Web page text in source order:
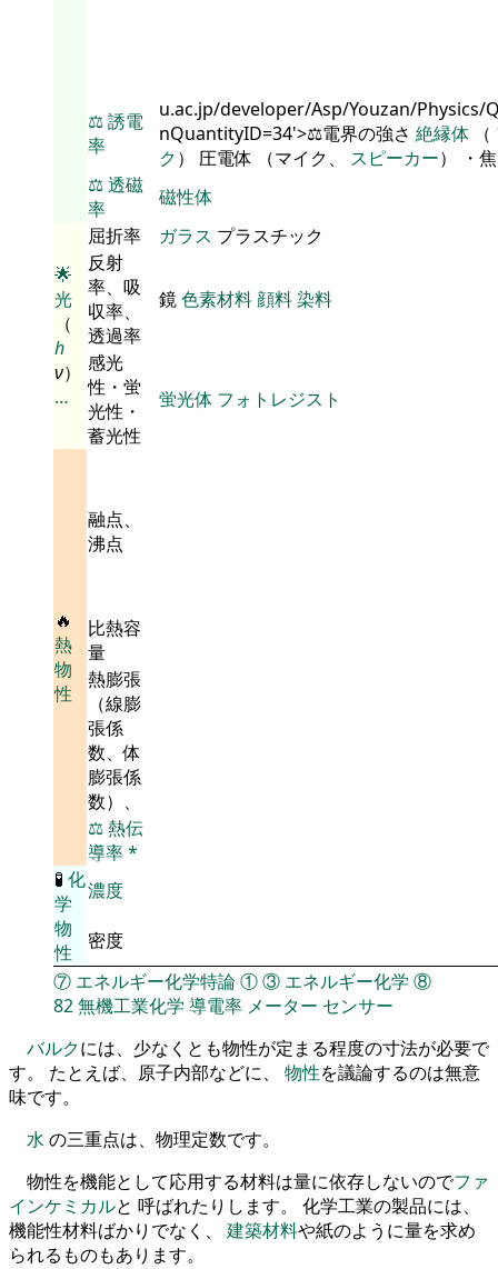
⚖️誘電
率
u.ac.jp/developer/Asp/Youzan/Physics/
nQuantityID=34'>⚖️電界の強さ 絶縁体 （
ク） 圧電体 （マイク、 スピーカー） ・
⚖️透磁
率
磁性体
🌟
光
（
h
ν）
…
屈折率 ガラス プラスチック
反射
率、吸
収率、
透過率
鏡色素材料 顔料染料
感光
性・蛍
光性・
蓄光性
蛍光体 フォトレジスト
🔥
熱
物
性
融点、
沸点
比熱容
量
熱膨張
（線膨
張係
数、体
膨張係
数）、
⚖️熱伝
導率*
🧪 化
学
物
性
濃度
密度
⑦ エネルギー化学特論①③ エネルギー化学 ⑧
82無機工業化学 導電率 メーター センサー
バルクには、少なくとも物性が定まる程度の寸法が必要で
す。 たとえば、原子内部などに、 物性を議論するのは無意
味です。
水 の三重点は、物理定数です。
物性を機能として応用する材料は量に依存しないのでファ
インケミカルと 呼ばれたりします。 化学工業の製品には、
機能性材料ばかりでなく、 建築材料や紙のように量を求め
られるものもあります。